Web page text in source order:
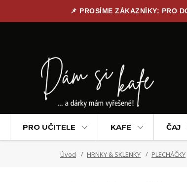
📌 PROSÍME ZÁKAZNÍKY: PRO
PRO UČITELE KAFE ČAJ
Úvod HRNKY & SKLENKY PLECHÁČKY